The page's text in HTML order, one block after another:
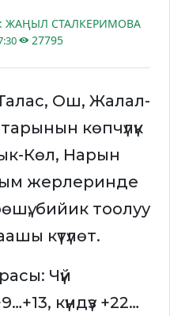
ЖАҢЫЛ СТАЛКЕРИМОВА
27795
Талас, Ош, Жалал-
көпчүлүк
Көл, Нарын
жерлеринде
бийик тоолуу
күтүлөт.
Чүй
күндүз +22…